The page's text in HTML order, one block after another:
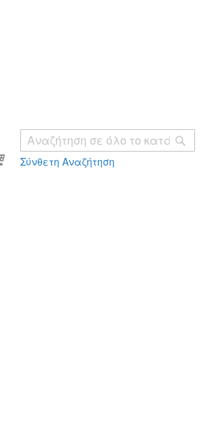
Σύνθετη Αναζήτηση
Το καλάθι σας